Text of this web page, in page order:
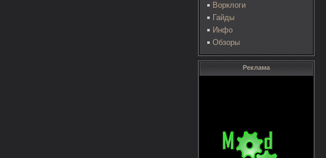
Ворклоги
Гайды
Инфо
Обзоры
Реклама